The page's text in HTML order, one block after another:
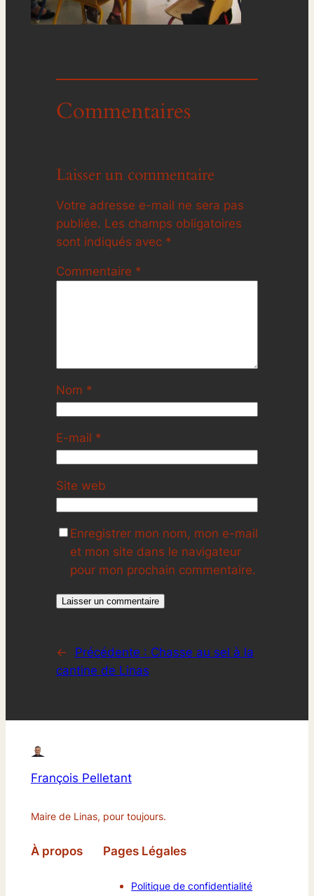
Commentaires
Laisser un commentaire
Votre adresse e-mail ne sera pas
publiée. Les champs obligatoires
sont indiqués avec *
Commentaire *
Nom *
E-mail *
Site web
Enregistrer mon nom, mon e-mail
et mon site dans le navigateur
pour mon prochain commentaire.
← Précédente : Chasse au sel à la
cantine de Linas
François Pelletant
Maire de Linas, pour toujours.
À propos Pages Légales
Politique de confidentialité